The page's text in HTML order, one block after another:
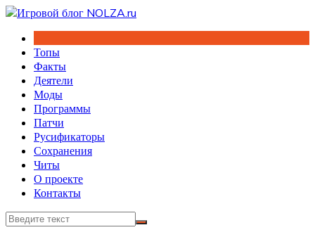
Перейти
содержимому
Топы
Факты
Деятели
Моды
Программы
Патчи
Русификаторы
Сохранения
Читы
О проекте
Контакты